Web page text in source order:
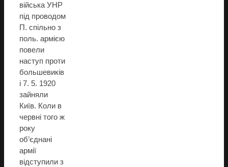
війська УНР
під проводом
П. спільно з
поль. армією
повели
наступ проти
большевиків
і 7. 5. 1920
зайняли
Київ. Коли в
червні того ж
року
об’єднані
армії
відступили з